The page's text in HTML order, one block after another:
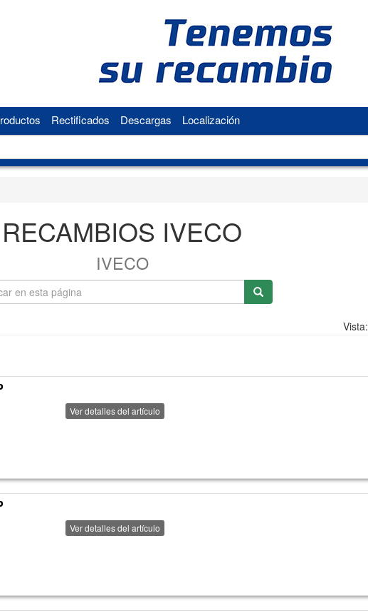
Rectificados Descargas Localización
RECAMBIOS IVECO
IVECO
Vista:
Ver detalles del artículo
Ver detalles del artículo